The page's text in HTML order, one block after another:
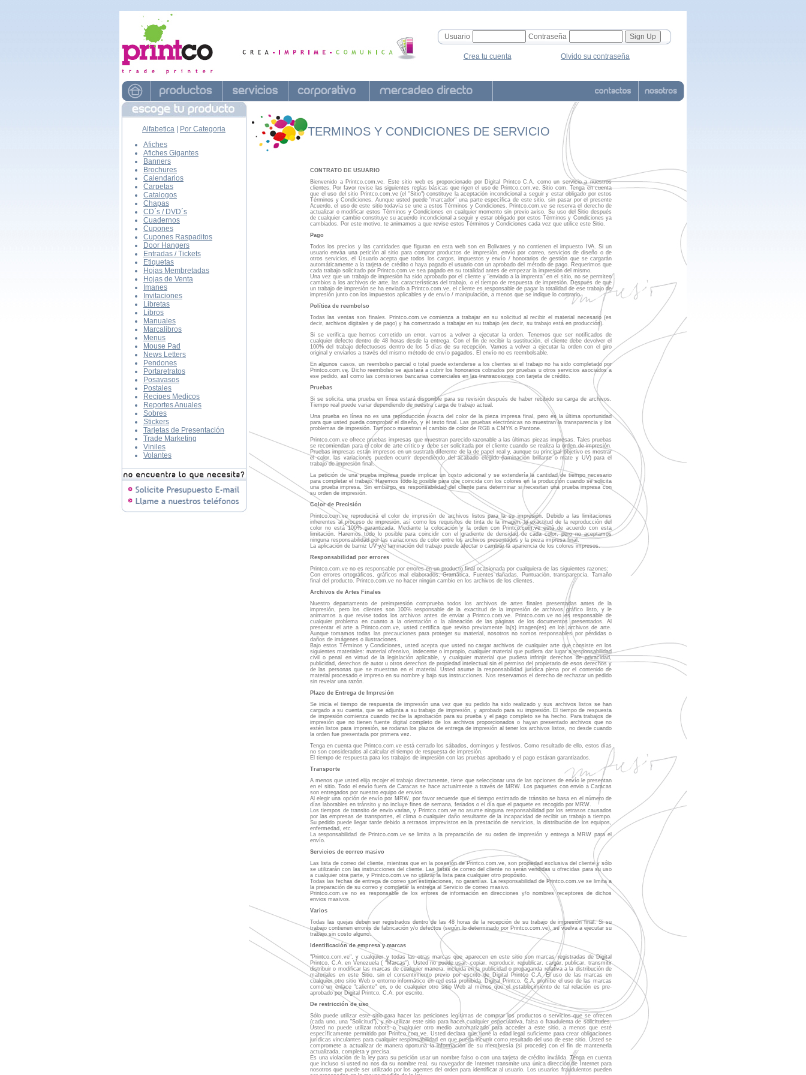
Usuario Contraseña
Crea tu cuenta Olvido su contraseña
Alfabetica
Por Categoria
Afiches
Afiches Gigantes
Banners
Brochures
Calendarios
Carpetas
Catalogos
Chapas
CD´s / DVD´s
Cuadernos
Cupones
Cupones Raspaditos
Door Hangers
Entradas / Tickets
Etiquetas
Hojas Membretadas
Hojas de Venta
Imanes
Invitaciones
Libretas
Libros
Manuales
Marcalibros
Menus
Mouse Pad
News Letters
Pendones
Portaretratos
Posavasos
Postales
Recipes Medicos
Reportes Anuales
Sobres
Stickers
Tarjetas de Presentación
Trade Marketing
Viniles
Volantes
TERMINOS Y CONDICIONES DE SERVICIO
CONTRATO DE USUARIO
Bienvenido a Printco.com.ve. Este sitio web es proporcionado por Digital Printco C.A. como un servicio a nuestros
clientes. Por favor revise las siguientes reglas básicas que rigen el uso de Printco.com.ve. Sitio com. Tenga en cuenta
que el uso del sitio Printco.com.ve (el "Sitio") constituye la aceptación incondicional a seguir y estar obligado por estos
Términos y Condiciones. Aunque usted puede "marcador" una parte específica de este sitio, sin pasar por el presente
Acuerdo, el uso de este sitio todavía se une a estos Términos y Condiciones. Printco.com.ve se reserva el derecho de
actualizar o modificar estos Términos y Condiciones en cualquier momento sin previo aviso. Su uso del Sitio después
de cualquier cambio constituye su acuerdo incondicional a seguir y estar obligado por estos Términos y Condiciones ya
cambiados. Por este motivo, te animamos a que revise estos Términos y Condiciones cada vez que utilice este Sitio.
Pago
Todos los precios y las cantidades que figuran en esta web son en Bolivares y no contienen el impuesto IVA. Si un
usuario enváa una petición al sitio para comprar productos de impresión, envío por correo, servicios de diseño o de
otros servicios, el Usuario acepta que todos los cargos, impuestos y envío / honorarios de gestión que se cargarán
automáticamente a la tarjeta de crédito o haya pagado el usuario con un aprobado del método de pago. Requerimos que
cada trabajo solicitado por Printco.com.ve sea pagado en su totalidad antes de empezar la impresión del mismo.
Una vez que un trabajo de impresión ha sido aprobado por el cliente y "enviado a la imprenta" en el sitio, no se permiten
cambios a los archivos de arte, las características del trabajo, o el tiempo de respuesta de impresión. Después de que
un trabajo de impresión se ha enviado a Printco.com.ve, el cliente es responsable de pagar la totalidad de ese trabajo de
impresión junto con los impuestos aplicables y de envío / manipulación, a menos que se indique lo contrario.
Política de reembolso
Todas las ventas son finales. Printco.com.ve comienza a trabajar en su solicitud al recibir el material necesario (es
decir, archivos digitales y de pago) y ha comenzado a trabajar en su trabajo (es decir, su trabajo está en producción).
Si se verifica que hemos cometido un error, vamos a volver a ejecutar la orden. Tenemos que ser notificados de
cualquier defecto dentro de 48 horas desde la entrega. Con el fin de recibir la sustitución, el cliente debe devolver el
100% del trabajo defectuosos dentro de los 5 días de su recepción. Vamos a volver a ejecutar la orden con el giro
original y enviarlos a través del mismo método de envío pagados. El envío no es reembolsable.
En algunos casos, un reembolso parcial o total puede extenderse a los clientes si el trabajo no ha sido completado por
Printco.com.ve. Dicho reembolso se ajustará a cubrir los honorarios cobrados por pruebas u otros servicios asociados a
ese pedido, asÌ como las comisiones bancarias comerciales en las transacciones con tarjeta de crédito.
Pruebas
Si se solicita, una prueba en línea estará disponible para su revisión después de haber recibido su carga de archivos.
Tiempo real puede variar dependiendo de nuestra carga de trabajo actual.
Una prueba en línea no es una reproducción exacta del color de la pieza impresa final, pero es la última oportunidad
para que usted pueda comprobar el diseño, y el texto final. Las pruebas electrónicas no muestran la transparencia y los
problemas de impresión. Tampoco muestran el cambio de color de RGB a CMYK o Pantone.
Printco.com.ve ofrece pruebas impresas que muestran parecido razonable a las últimas piezas impresas. Tales pruebas
se recomiendan para el color de arte crítico y debe ser solicitada por el cliente cuando se realiza la orden de impresión.
Pruebas impresas están impresos en un sustrato diferente de la de papel real y, aunque su principal objetivo es mostrar
el color, las variaciones pueden ocurrir dependiendo del acabado elegido (laminación brillante o mate y UV) para el
trabajo de impresión final.
La petición de una prueba impresa puede implicar un costo adicional y se extendería la cantidad de tiempo necesario
para completar el trabajo. Haremos todo lo posible para que coincida con los colores en la producción cuando se solicita
una prueba impresa. Sin embargo, es responsabilidad del cliente para determinar si necesitan una prueba impresa con
su orden de impresión.
Color de Precisión
Printco.com.ve reproducirá el color de impresión de archivos listos para la su impresión. Debido a las limitaciones
inherentes al proceso de impresión, así como los requisitos de tinta de la imagen, la exactitud de la reproducción del
color no está 100% garantizada. Mediante la colocación y la orden con Printco.com.ve está de acuerdo con esta
limitación. Haremos todo lo posible para coincidir con el gradiente de densidad de cada color, pero no aceptamos
ninguna responsabilidad por las variaciones de color entre los archivos presentados y la pieza impresa final.
La aplicación de barniz UV y/o laminación del trabajo puede afectar o cambiar la apariencia de los colores impresos.
Responsabilidad por errores
Printco.com.ve no es responsable por errores en un producto final ocasionada por cualquiera de las siguientes razones:
Con errores ortográficos, gráficos mal elaborados, Gramática, Fuentes dañadas, Puntuación, transparencia, Tamaño
final del producto. Printco.com.ve no hacer ningún cambio en los archivos de los clientes.
Archivos de Artes Finales
Nuestro departamento de preimpresión comprueba todos los archivos de artes finales presentadas antes de la
impresión, pero los clientes son 100% responsable de la exactitud de la impresión de archivos gráfico listo, y le
animamos a que revise todos los archivos antes de enviar a Printco.com.ve. Printco.com.ve no es responsable de
cualquier problema en cuanto a la orientación o la alineación de las páginas de los documentos presentados. Al
presentar el arte a Printco.com.ve, usted certifica que reviso previamente la(s) imagen(es) en los archivos de arte.
Aunque tomamos todas las precauciones para proteger su material, nosotros no somos responsables por pérdidas o
daños de imágenes o ilustraciones.
Bajo estos Términos y Condiciones, usted acepta que usted no cargar archivos de cualquier arte que consiste en los
siguientes materiales: material ofensivo, indecente o impropio, cualquier material que pudiera dar lugar a responsabilidad
civil o penal en virtud de la legislación aplicable, y cualquier material que pudiera infrinjir derechos de privacidad,
publicidad, derechos de autor u otros derechos de propiedad intelectual sin el permiso del propietario de esos derechos y
de las personas que se muestran en el material. Usted asume la responsabilidad jurídica plena por el contenido de
material procesado e impreso en su nombre y bajo sus instrucciones. Nos reservamos el derecho de rechazar un pedido
sin revelar una razón.
Plazo de Entrega de Impresión
Se inicia el tiempo de respuesta de impresión una vez que su pedido ha sido realizado y sus archivos listos se han
cargado a su cuenta, que se adjunta a su trabajo de impresión, y aprobado para su impresión. El tiempo de respuesta
de impresión comienza cuando recibe la aprobación para su prueba y el pago completo se ha hecho. Para trabajos de
impresión que no tienen fuente digital completo de los archivos proporcionados o hayan presentado archivos que no
estén listos para impresión, se rodaran los plazos de entrega de impresión al tener los archivos listos, no desde cuando
la orden fue presentada por primera vez.
Tenga en cuenta que Printco.com.ve está cerrado los sábados, domingos y festivos. Como resultado de ello, estos días
no son considerados al calcular el tiempo de respuesta de impresión.
El tiempo de respuesta para los trabajos de impresión con las pruebas aprobado y el pago estáran garantizados.
Transporte
A menos que usted elija recojer el trabajo directamente, tiene que seleccionar una de las opciones de envío le presentan
en el sitio. Todo el envío fuera de Caracas se hace actualmente a través de MRW. Los paquetes con envio a Caracas
son entregados por nuestro equipo de envios.
Al elegir una opción de envío por MRW, por favor recuerde que el tiempo estimado de tránsito se basa en el número de
días laborables en tránsito y no incluye fines de semana, feriados o el día que el paquete es recogido por MRW.
Los tiempos de transito de envio varian, y Printco.com.ve no asume ninguna responsabilidad por los retrasos causados
por las empresas de transportes, el clima o cualquier daño resultante de la incapacidad de recibir un trabajo a tiempo.
Su pedido puede llegar tarde debido a retrasos imprevistos en la prestación de servicios, la distribución de los equipos,
enfermedad, etc.
La responsabilidad de Printco.com.ve se limita a la preparación de su orden de impresión y entrega a MRW para el
envío.
Servicios de correo masivo
Las lista de correo del cliente, mientras que en la posesión de Printco.com.ve, son propiedad exclusiva del cliente y sólo
se utilizarán con las instrucciones del cliente. Las listas de correo del cliente no serán vendidas u ofrecidas para su uso
a cualquier otra parte, y Printco.com.ve no utilizar la lista para cualquier otro propósito.
Todas las fechas de entrega de correo son estimaciones, no garantías. La responsabilidad de Printco.com.ve se limita a
la preparación de su correo y completar la entrega al Servicio de correo masivo.
Printco.com.ve no es responsable de los errores de información en direcciones y/o nombres receptores de dichos
envios masivos.
Varios
Todas las quejas deben ser registrados dentro de las 48 horas de la recepción de su trabajo de impresión final. Si su
trabajo contienen errores de fabricación y/o defectos (según lo determinado por Printco.com.ve), se vuelva a ejecutar su
trabajo sin costo alguno.
Identificación de empresa y marcas
"Printco.com.ve", y cualquier y todas las otras marcas que aparecen en este sitio son marcas registradas de Digital
Printco, C.A. en Venezuela ( "Marcas"). Usted no puede usar, copiar, reproducir, republicar, cargar, publicar, transmitir
distribuir o modificar las marcas de cualquier manera, incluida en la publicidad o propaganda relativa a la distribución de
materiales en este Sitio, sin el consentimiento previo por escrito de Digital Printco C.A. El uso de las marcas en
cualquier otro sitio Web o entorno informático en red está prohibida. Digital Printco, C.A. prohíbe el uso de las marcas
como un enlace "caliente" en, o de cualquier otro sitio Web al menos que el establecimiento de tal relación es pre-
aprobado por Digital Printco, C.A. por escrito.
De restricción de uso
Sólo puede utilizar este sitio para hacer las peticiones legítimas de comprar los productos o servicios que se ofrecen
(cada uno, una "Solicitud"), y no utilizar este sitio para hacer cualquier especulativa, falsa o fraudulenta de solicitudes.
Usted no puede utilizar robots o cualquier otro medio automatizado para acceder a este sitio, a menos que esté
específicamente permitido por Printco.com.ve. Usted declara que tiene la edad legal suficiente para crear obligaciones
jurídicas vinculantes para cualquier responsabilidad en que pueda incurrir como resultado del uso de este sitio. Usted se
compromete a actualizar de manera oportuna la información de su membresía (si procede) con el fin de mantenerla
actualizada, completa y precisa.
Es una violación de la ley para su petición usar un nombre falso o con una tarjeta de crédito inválida. Tenga en cuenta
que incluso si usted no nos da su nombre real, su navegador de Internet transmite una única dirección de Internet para
nosotros que puede ser utilizado por los agentes del orden para identificar al usuario. Los usuarios fraudulentos pueden